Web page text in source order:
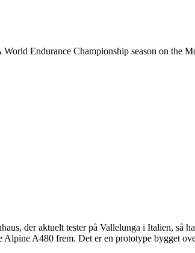
der aktuelt tester på Vallelunga i Italien,
Alpine A480 frem. Det er en prototype bygget